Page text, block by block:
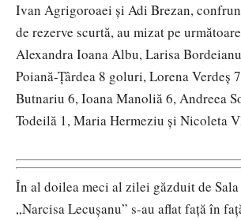
Ivan Agrigoroaei și Adi Brezan,
de rezerve scurtă, au mizat pe
Alexandra Ioana Albu, Larisa
Poiană-Țârdea 8 goluri, Lorena Verdeș
Butnariu 6, Ioana Manoliă 6, Andreea
Todeilă 1, Maria Hermeziu și Nicoleta
În al doilea meci al zilei găzduit de
„Narcisa Lecușanu” s-au aflat față în